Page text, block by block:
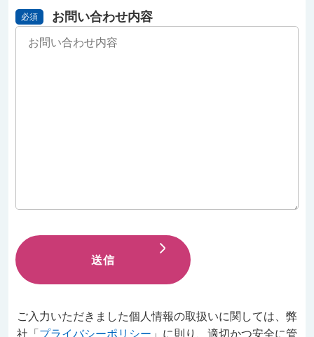
必須 お問い合わせ内容
ご入力いただきました個人情報の取扱いに関しては、 弊
社「プライバシーポリシー 」に則り、適切かつ安全に管